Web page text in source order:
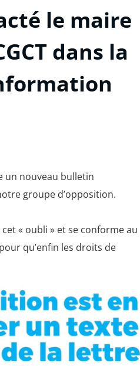
le maire
dans la
un nouveau bulletin
groupe d’opposition.
« oubli » et se conforme au
qu’enfin les droits de